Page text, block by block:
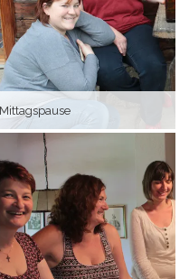
Mittagspause